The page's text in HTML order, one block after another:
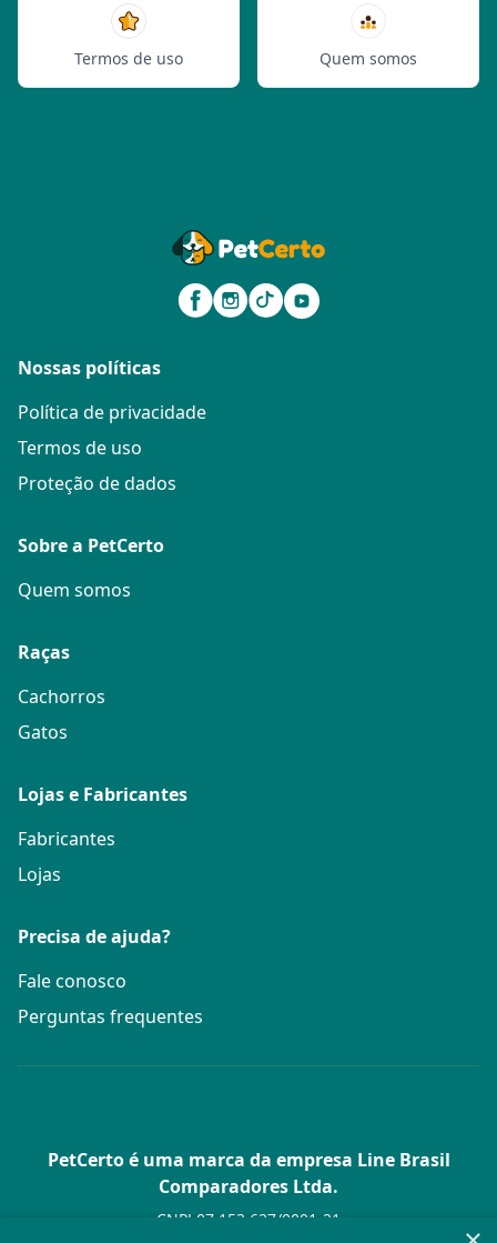
Termos de uso Quem somos
Nossas políticas
Política de privacidade
Termos de uso
Proteção de dados
Sobre a PetCerto
Quem somos
Raças
Cachorros
Gatos
Lojas e Fabricantes
Fabricantes
Lojas
Precisa de ajuda?
Fale conosco
Perguntas frequentes
PetCerto é uma marca da empresa Line Brasil
Comparadores Ltda.
CNPJ 07.153.627/0001-21